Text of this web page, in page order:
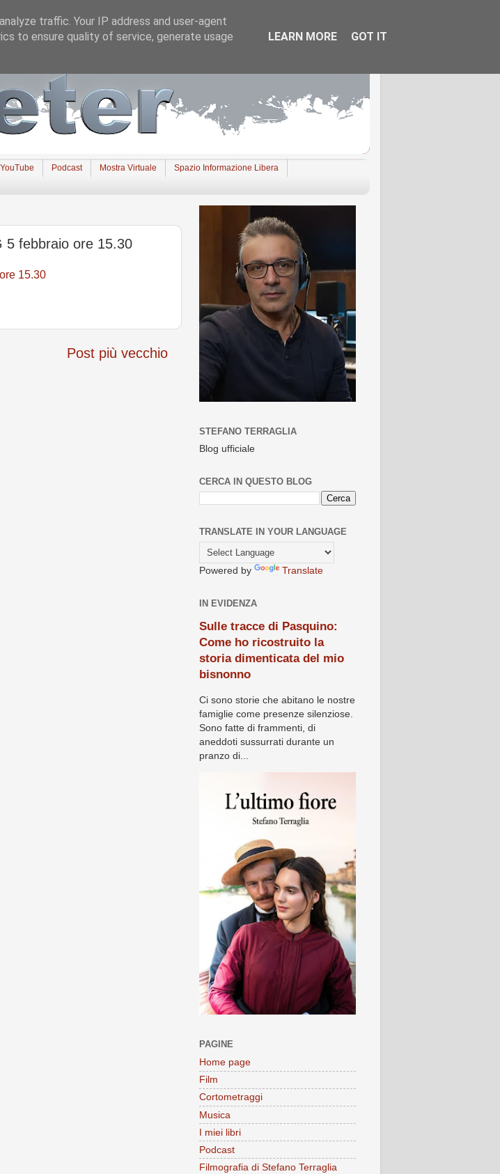
YouTube Podcast Mostra Virtuale
Spazio Informazione Libera
5 febbraio ore 15.30
15.30
Post più vecchio
STEFANO TERRAGLIA
Blog ufficiale
CERCA IN QUESTO BLOG
TRANSLATE IN YOUR LANGUAGE
Powered by Translate
IN EVIDENZA
Sulle tracce di Pasquino:
Come ho ricostruito la
storia dimenticata del mio
bisnonno
Ci sono storie che abitano le nostre
famiglie come presenze silenziose.
Sono fatte di frammenti, di
aneddoti sussurrati durante un
pranzo di...
PAGINE
Home page
Film
Cortometraggi
Musica
I miei libri
Podcast
Filmografia di Stefano Terraglia
traffic. Your IP address and user-agent
to ensure quality of service, generate usage
LEARN MORE GOT IT